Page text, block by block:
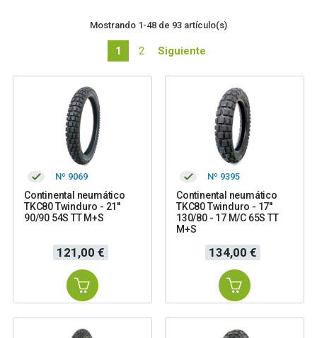
Mostrando 1-48 de 93 artículo(s)
1 2 Siguiente
Nº 9069
Continental neumático
TKC80 Twinduro - 21''
90/90 54S TT M+S
Precio
121,00 €
Nº 9395
Continental neumático
TKC80 Twinduro - 17''
130/80 - 17 M/C 65S TT
M+S
Precio
134,00 €